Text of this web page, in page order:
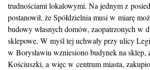
trudnościami lokalowymi. Na jednym z
postanowił, że Spółdzielnia musi w miarę
budowy własnych domów, zaopatrzonych w
sklepowe. W myśl tej uchwały przy ulicy
w Borysławiu wzniesiono budynek na sklep,
Kościuszki, a więc w centrum miasta,